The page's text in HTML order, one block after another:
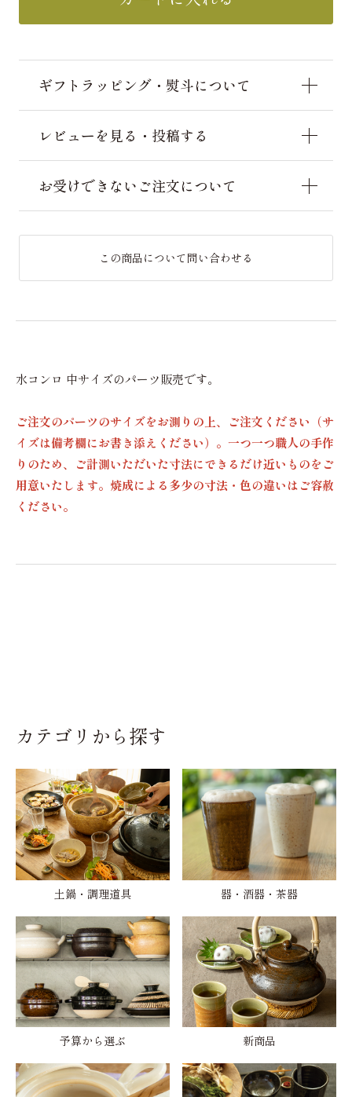
ギフトラッピング・熨斗について
レビューを見る・投稿する
お受けできないご注文について
この商品について問い合わせる
水コンロ 中サイズのパーツ販売です。
ご注文のパーツのサイズをお測りの上、ご注文ください（サ
イズは備考欄にお書き添えください）。一つ一つ職人の手作
りのため、ご計測いただいた寸法にできるだけ近いものをご
用意いたします。焼成による多少の寸法・色の違いはご容赦
ください。
カテゴリから探す
土鍋・調理道具 器・酒器・茶器
予算から選ぶ 新商品